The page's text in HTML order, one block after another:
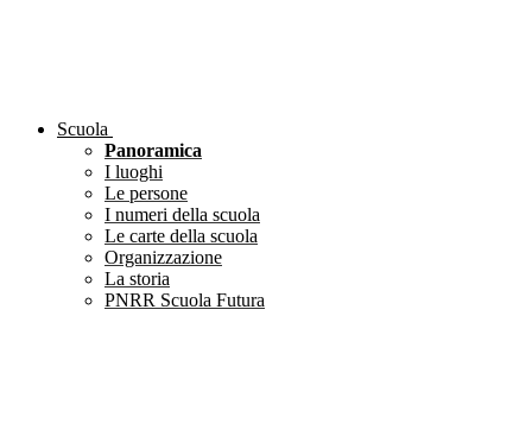
Scuola
Panoramica
I luoghi
Le persone
I numeri della scuola
Le carte della scuola
Organizzazione
La storia
PNRR Scuola Futura